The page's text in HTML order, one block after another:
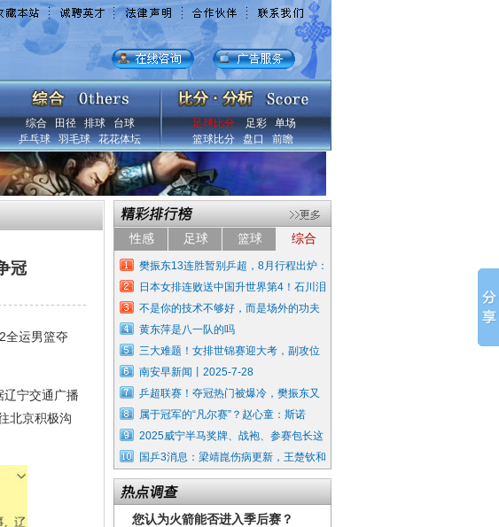
综合 田径 排球
台球
乒乓球
羽毛球 花花体坛
足球比分 足彩
单场
篮球比分
盘口 前瞻
冠
全运男篮夺
宁交通广播
北京积极沟
性感 足球 篮球 综合
樊振东13连胜暂别乒超，8月行程出炉：
日本女排连败送中国升世界第4！石川泪
不是你的技术不够好，而是场外的功夫
黄东萍是八一队的吗
三大难题！女排世锦赛迎大考，副攻位
南安早新闻丨2025-7-28
乒超联赛！夺冠热门被爆冷，樊振东又
属于冠军的“凡尔赛”？赵心童：斯诺
2025威宁半马奖牌、战袍、参赛包长这
国乒3消息：梁靖崑伤病更新，王楚钦和
您认为火箭能否进入季后赛？